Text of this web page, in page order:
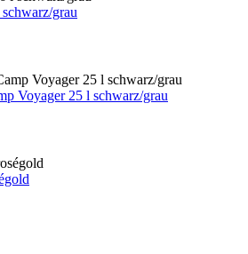
grau
Voyager 25 l schwarz/grau